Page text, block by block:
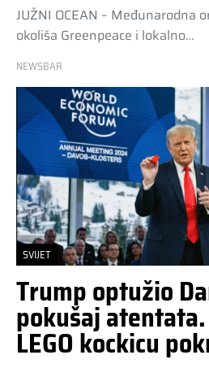
JUŽNI OCEAN – Međunarodna
okoliša Greenpeace i lokalno…
NEWSBAR
SVIJET
Trump optužio
pokušaj
LEGO kockicu